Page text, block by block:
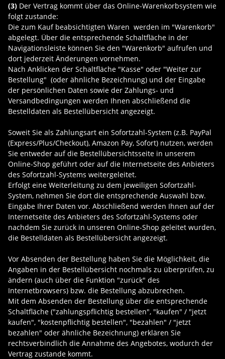
(3) Der Vertrag kommt über das Online-Warenkorbsystem wie
folgt zustande:
Die zum Kauf beabsichtigten Waren werden im "Warenkorb"
abgelegt. Über die entsprechende Schaltfläche in der
Navigationsleiste können Sie den "Warenkorb" aufrufen und
dort jederzeit Änderungen vornehmen.
Nach Anklicken der Schaltfläche "Kasse" oder "Weiter zur
Bestellung" (oder ähnliche Bezeichnung) und der Eingabe
der persönlichen Daten sowie der Zahlungs- und
Versandbedingungen werden Ihnen abschließend die
Bestelldaten als Bestellübersicht angezeigt.
Soweit Sie als Zahlungsart ein Sofortzahl-System (z.B. PayPal
(Express/Plus/Checkout), Amazon Pay, Sofort) nutzen, werden
Sie entweder auf die Bestellübersichtsseite in unserem
Online-Shop geführt oder auf die Internetseite des Anbieters
des Sofortzahl-Systems weitergeleitet.
Erfolgt eine Weiterleitung zu dem jeweiligen Sofortzahl-
System, nehmen Sie dort die entsprechende Auswahl bzw.
Eingabe Ihrer Daten vor. Abschließend werden Ihnen auf der
Internetseite des Anbieters des Sofortzahl-Systems oder
nachdem Sie zurück in unseren Online-Shop geleitet wurden,
die Bestelldaten als Bestellübersicht angezeigt.
Vor Absenden der Bestellung haben Sie die Möglichkeit, die
Angaben in der Bestellübersicht nochmals zu überprüfen, zu
ändern (auch über die Funktion "zurück" des
Internetbrowsers) bzw. die Bestellung abzubrechen.
Mit dem Absenden der Bestellung über die entsprechende
Schaltfläche ("zahlungspflichtig bestellen", "kaufen" / "jetzt
kaufen", "kostenpflichtig bestellen", "bezahlen" / "jetzt
bezahlen" oder ähnliche Bezeichnung) erklären Sie
rechtsverbindlich die Annahme des Angebotes, wodurch der
Vertrag zustande kommt.